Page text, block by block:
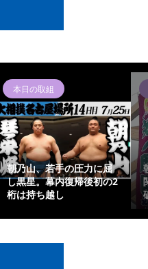
本日の取組
朝乃山、若手の圧力に屈
し黒星。幕内復帰後初の2
桁は持ち越し